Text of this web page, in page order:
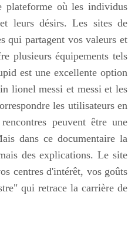
plateforme où les individus
leurs désirs. Les sites de
qui partagent vos valeurs et
plusieurs équipements tels
est une excellente option
lionel messi et messi et les
les utilisateurs en
peuvent être une
dans ce documentaire la
des explications. Le site
centres d'intérêt, vos goûts
qui retrace la carrière de